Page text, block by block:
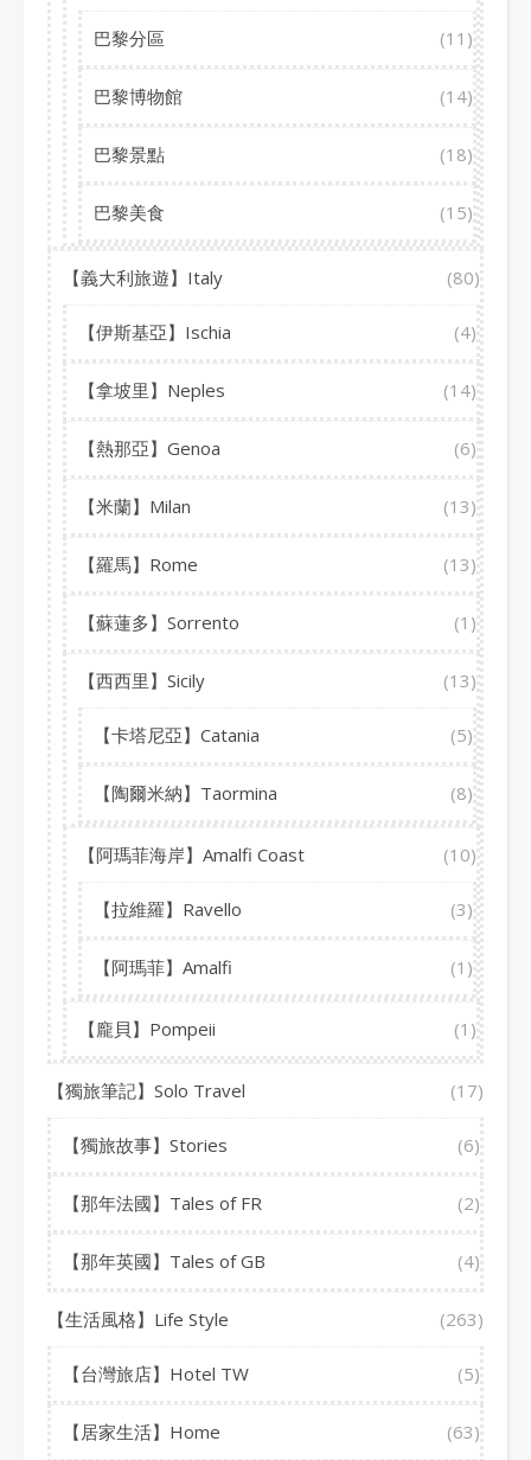
巴黎分區 (11)
巴黎博物館 (14)
巴黎景點 (18)
巴黎美食 (15)
【義大利旅遊】Italy (80)
【伊斯基亞】Ischia (4)
【拿坡里】Neples (14)
【熱那亞】Genoa (6)
【米蘭】Milan (13)
【羅馬】Rome (13)
【蘇蓮多】Sorrento (1)
【西西里】Sicily (13)
【卡塔尼亞】Catania (5)
【陶爾米納】Taormina (8)
【阿瑪菲海岸】Amalfi Coast (10)
【拉維羅】Ravello (3)
【阿瑪菲】Amalfi (1)
【龐貝】Pompeii (1)
【獨旅筆記】Solo Travel (17)
【獨旅故事】Stories (6)
【那年法國】Tales of FR (2)
【那年英國】Tales of GB (4)
【生活風格】Life Style (263)
【台灣旅店】Hotel TW (5)
【居家生活】Home (63)